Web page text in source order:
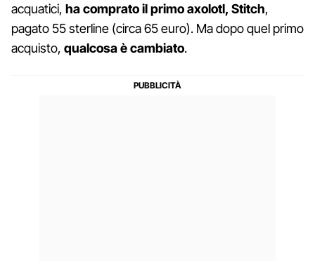
acquatici, ha comprato il primo axolotl, Stitch,
pagato 55 sterline (circa 65 euro). Ma dopo quel primo
acquisto, qualcosa è cambiato.